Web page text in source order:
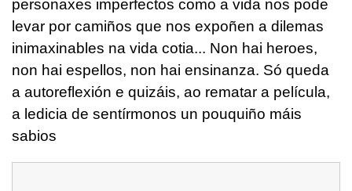
personaxes imperfectos como a vida nos pode
levar por camiños que nos expoñen a dilemas
inimaxinables na vida cotia... Non hai heroes,
non hai espellos, non hai ensinanza. Só queda
a autoreflexión e quizáis, ao rematar a película,
a ledicia de sentírmonos un pouquiño máis
sabios